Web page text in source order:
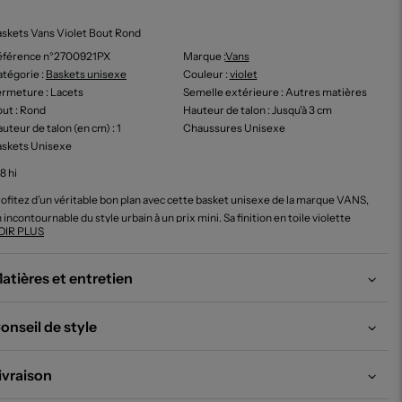
Vans Violet Bout Rond
n°2700921PX
Marque :Vans
: Baskets unisexe Couleur : violet
: Lacets Semelle extérieure: Autres matières
: Rond Hauteur de talon: Jusqu'à 3 cm
de talon (en cm) : 1
Chaussures Unisexe
Unisexe
hi
d’un véritable bon plan avec cette basket unisexe de la marque VANS,
incontournable du style urbain à un prix mini. Sa finition en toile violette
par les empiècements blancs donne immédiatement du caractère à
Faites-vous plaisir sans vous ruiner avec une basket tendance
PLUS
et entretien
de style